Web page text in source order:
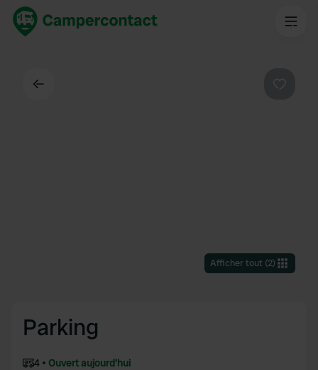
Afficher tout(2)
Parking
4
Ouvert aujourd'hui